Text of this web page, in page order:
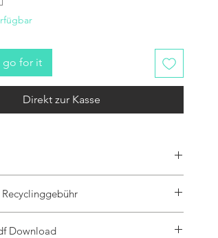
go for it
Direkt zur Kasse
44,6 V
(Isc): 10,67 A
Download